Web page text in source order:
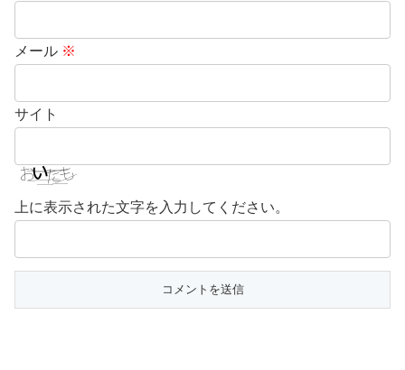
メール ※
サイト
上に表示された文字を入力してください。